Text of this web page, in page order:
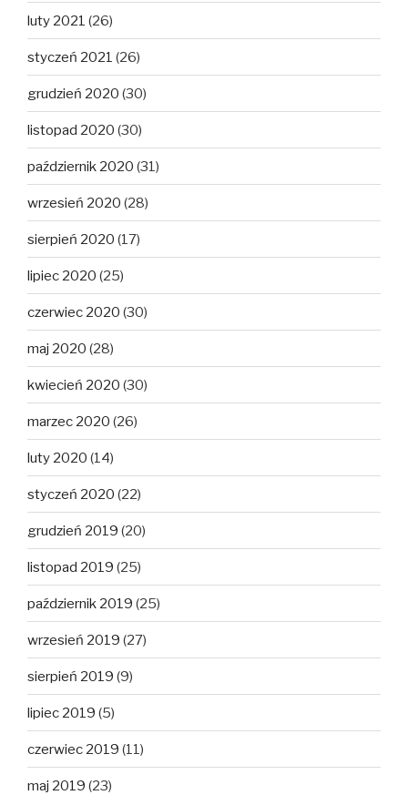
luty 2021 (26)
styczeń 2021 (26)
grudzień 2020 (30)
listopad 2020 (30)
październik 2020 (31)
wrzesień 2020 (28)
sierpień 2020 (17)
lipiec 2020 (25)
czerwiec 2020 (30)
maj 2020 (28)
kwiecień 2020 (30)
marzec 2020 (26)
luty 2020 (14)
styczeń 2020 (22)
grudzień 2019 (20)
listopad 2019 (25)
październik 2019 (25)
wrzesień 2019 (27)
sierpień 2019 (9)
lipiec 2019 (5)
czerwiec 2019 (11)
maj 2019 (23)